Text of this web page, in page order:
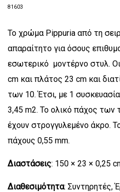
81603
Το χρώμα Pippuria από τη
απαραίτητο για όσους
εσωτερικό μοντέρνο στυλ.
cm και πλάτος 23 cm και
των 10. Έτσι, με 1
3,45 m2. Το ολικό πάχος των
έχουν στρογγυλεμένο άκρο.
πάχους 0,55 mm.
Διαστάσεις: 150 × 23 × 0,25
Διαθεσιμότητα: Συντηρητές,